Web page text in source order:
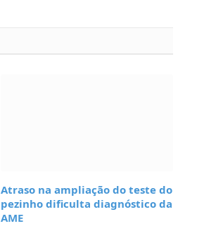
Atraso na ampliação do teste do
pezinho dificulta diagnóstico da
AME